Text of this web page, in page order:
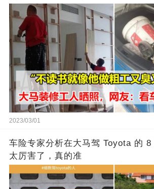
2023/03/01
车险专家分析在大马驾 Toyota 的 8
太厉害了，真的准